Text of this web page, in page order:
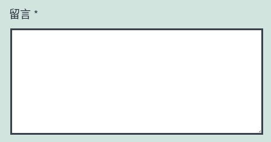
留言 *